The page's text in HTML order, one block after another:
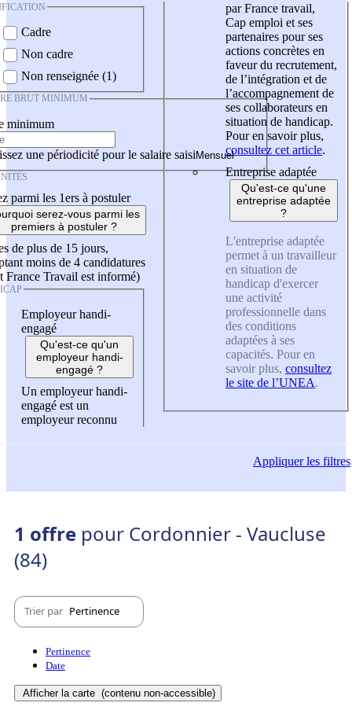
Cadre
Non cadre
Non renseignée (1)
BRUT MINIMUM
minimum
une périodicité pour le salaire saisi
parmi les 1ers à postuler
serez-vous parmi les
premiers à postuler ?
de plus de 15 jours,
moins de 4 candidatures
France Travail est informé)
Employeur handi-
engagé
Qu'est-ce qu'un
employeur handi-
engagé ?
Un employeur handi-
engagé est un
employeur reconnu
par France travail,
Cap emploi et ses
partenaires pour ses
actions concrètes en
faveur du recrutement,
de l’intégration et de
l’accompagnement de
ses collaborateurs en
situation de handicap.
Pour en savoir plus,
consultez cet article.
Entreprise adaptée
Qu'est-ce qu'une
entreprise adaptée
?
L'entreprise adaptée
permet à un travailleur
en situation de
handicap d'exercer
une activité
professionnelle dans
des conditions
adaptées à ses
capacités. Pour en
savoir plus, consultez
le site de l’UNEA.
Appliquerles filtres
1 offre pour Cordonnier - Vaucluse
(84)
Trier par Pertinence
Pertinence
Date
Afficher la carte (contenu non-accessible)